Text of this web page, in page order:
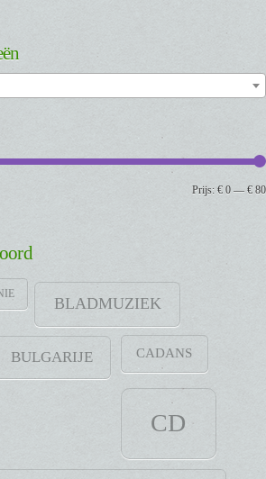
Prijs: € 0 — € 80
BLADMUZIEK
BULGARIJE CADANS
CD